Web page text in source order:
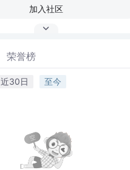
加入社区
荣誉榜
近30日 至今